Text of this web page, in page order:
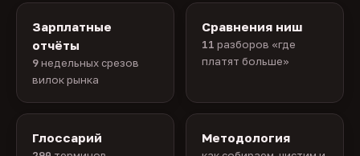
Зарплатные
отчёты
9недельных срезов
вилок рынка
Сравнения ниш
11 разборов «где
платят больше»
Глоссарий Методология